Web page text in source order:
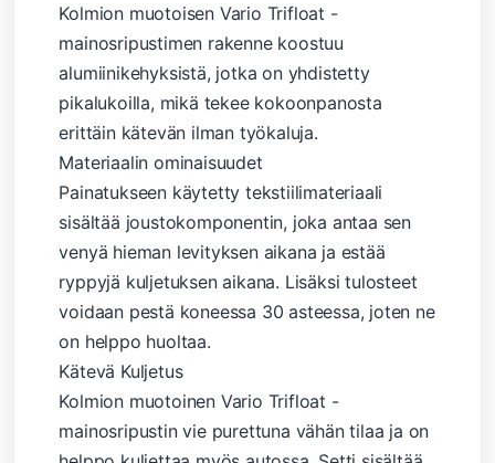
Kolmion muotoisen Vario Trifloat -
mainosripustimen rakenne koostuu
alumiinikehyksistä, jotka on yhdistetty
pikalukoilla, mikä tekee kokoonpanosta
erittäin kätevän ilman työkaluja.
Materiaalin ominaisuudet
Painatukseen käytetty tekstiilimateriaali
sisältää joustokomponentin, joka antaa sen
venyä hieman levityksen aikana ja estää
ryppyjä kuljetuksen aikana. Lisäksi tulosteet
voidaan pestä koneessa 30 asteessa, joten ne
on helppo huoltaa.
Kätevä Kuljetus
Kolmion muotoinen Vario Trifloat -
mainosripustin vie purettuna vähän tilaa ja on